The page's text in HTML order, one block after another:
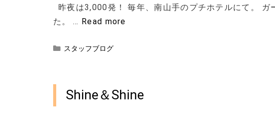
昨夜は3,000発！ 毎年、南山手のプチホテルにて。
た。 … Read more
カ
ー
スタッフブログ
Shine＆Shine